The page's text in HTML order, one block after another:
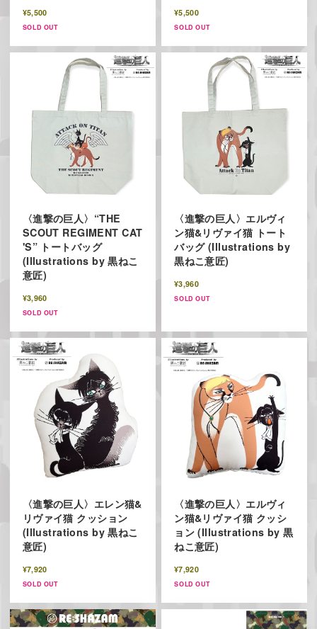
¥5,500
SOLD OUT
¥5,500
SOLD OUT
〈進撃の巨人〉“THE
SCOUT REGIMENT CAT
'S” トートバッグ
(Illustrations by 黒ねこ
意匠)
¥3,960
SOLD OUT
〈進撃の巨人〉エルヴィ
ン猫&リヴァイ猫 トート
バッグ (Illustrations by
黒ねこ意匠)
¥3,960
SOLD OUT
〈進撃の巨人〉エレン猫&
リヴァイ猫 クッション
(Illustrations by 黒ねこ
意匠)
¥7,920
SOLD OUT
〈進撃の巨人〉エルヴィ
ン猫&リヴァイ猫 クッシ
ョン (Illustrations by 黒
ねこ意匠)
¥7,920
SOLD OUT